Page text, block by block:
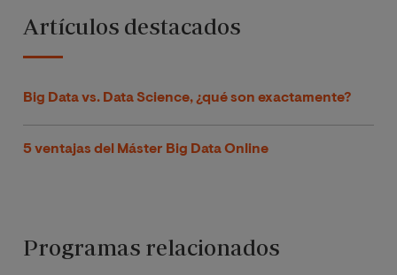
Artículos destacados
Big Data vs. Data Science, ¿qué son exactamente?
5 ventajas del Máster Big Data Online
Programas relacionados